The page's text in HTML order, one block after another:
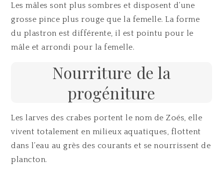
Les mâles sont plus sombres et disposent d’une
grosse pince plus rouge que la femelle. La forme
du plastron est différente, il est pointu pour le
mâle et arrondi pour la femelle.
Nourriture de la
progéniture
Les larves des crabes portent le nom de Zoés, elle
vivent totalement en milieux aquatiques, flottent
dans l’eau au grès des courants et se nourrissent de
plancton.